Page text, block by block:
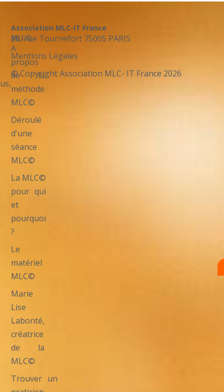
Association MLC-IT France
28, rue Tournefort 75005 PARIS
Mentions Légales
© Copyright Association MLC- IT France 2026
MLC©
A
propos
de la
méthode
MLC©
Déroulé
d'une
séance
MLC©
La MLC©
pour qui
et
pourquoi
?
Le
matériel
MLC©
Marie
Lise
Labonté,
créatrice
de la
MLC©
Trouver un